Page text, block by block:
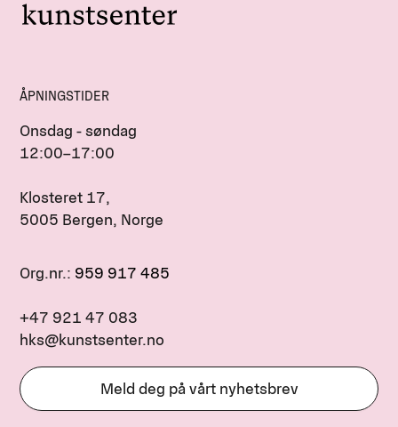
ÅPNINGSTIDER
Onsdag - søndag
12:00–17:00
Klosteret 17,
5005 Bergen, Norge
Org.nr.: 959 917 485
+47 921 47 083
hks@kunstsenter.no
Meld deg på vårt nyhetsbrev